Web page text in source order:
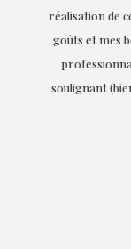
réalisation de
goûts et mes
soulignant